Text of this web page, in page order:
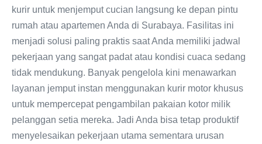
kurir untuk menjemput cucian langsung ke depan pintu
rumah atau apartemen Anda di Surabaya. Fasilitas ini
menjadi solusi paling praktis saat Anda memiliki jadwal
pekerjaan yang sangat padat atau kondisi cuaca sedang
tidak mendukung. Banyak pengelola kini menawarkan
layanan jemput instan menggunakan kurir motor khusus
untuk mempercepat pengambilan pakaian kotor milik
pelanggan setia mereka. Jadi Anda bisa tetap produktif
menyelesaikan pekerjaan utama sementara urusan